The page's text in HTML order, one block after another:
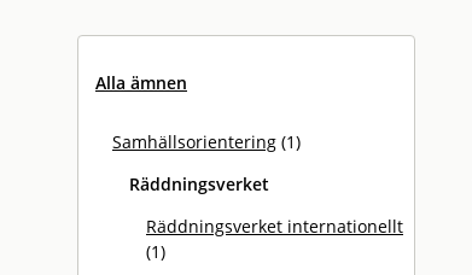
Alla ämnen
Samhällsorientering (1)
Räddningsverket
Räddningsverket internationellt
(1)